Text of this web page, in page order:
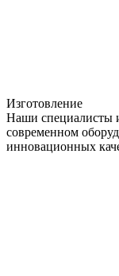
Изготовление
Наши специалисты
современном
инновационных